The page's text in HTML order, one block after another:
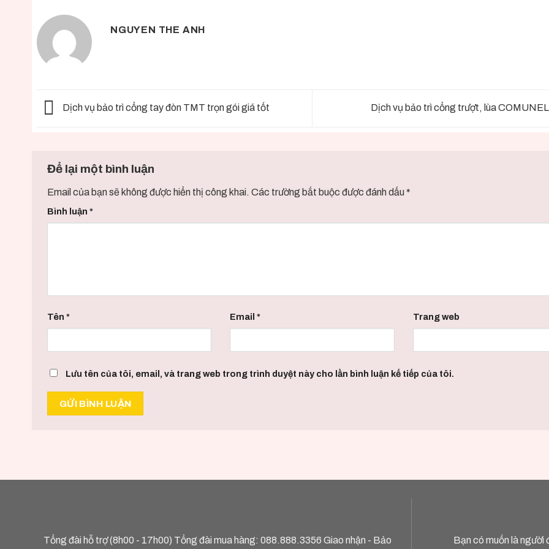
NGUYEN THE ANH
Dịch vụ bảo trì cổng tay đòn TMT trọn gói giá tốt Dịch vụ bảo trì cổng trượt, lùa
Để lại một bình luận
Email của bạn sẽ không được hiển thị công khai. Các trường bắt buộc được đánh dấu *
Bình luận *
Tên * Email* Trang web
Lưu tên của tôi, email, và trang web trong trình duyệt này cho lần bình luận kế tiếp của tôi.
Tổng đài hỗ trợ (8h00 - 17h00) Tổng đài mua hàng: 088.888.3356 Giao nhận - Bảo Bạn có muốn là người